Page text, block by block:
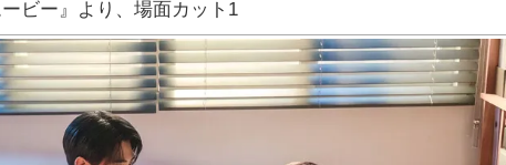
ビー』より、場面カット1